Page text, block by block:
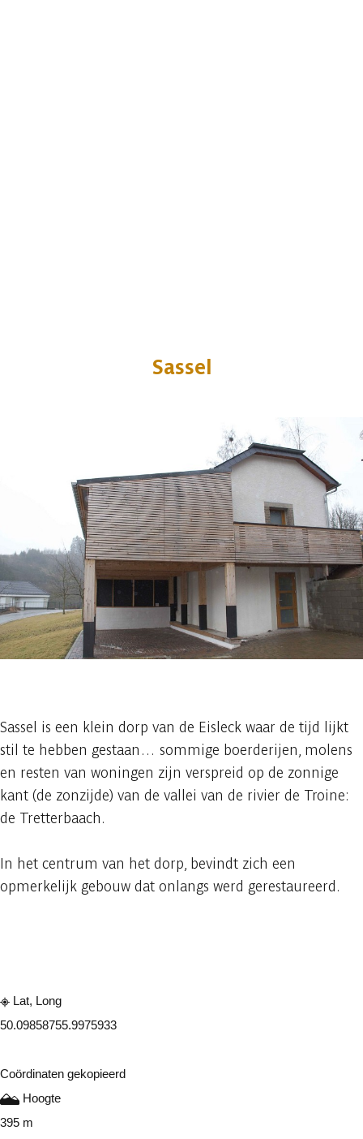
Sassel
Sassel is een klein dorp van de Eisleck waar de tijd lijkt
stil te hebben gestaan… sommige boerderijen, molens
en resten van woningen zijn verspreid op de zonnige
kant (de zonzijde) van de vallei van de rivier de Troine:
de Tretterbaach.
In het centrum van het dorp, bevindt zich een
opmerkelijk gebouw dat onlangs werd gerestaureerd.
Lat, Long
50.09858755.9975933
Coördinaten gekopieerd
Hoogte
395 m